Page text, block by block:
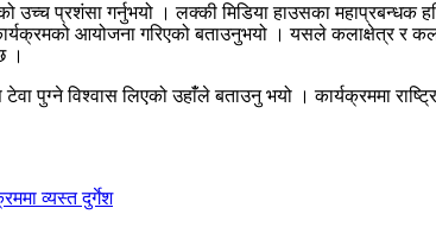
उच्च प्रशंसा गर्नुभयो । लक्की मिडिया हाउसका
आयोजना गरिएको बताउनुभयो । यसले कलाक्षेत्र र
।
पुग्ने विश्वास लिएको उहांँले बताउनु भयो । कार्यक्रममा
व्यस्त दुर्गेश